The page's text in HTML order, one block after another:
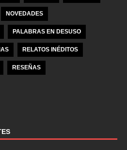
NOVEDADES
PALABRAS EN DESUSO
RELATOS INÉDITOS
RESEÑAS